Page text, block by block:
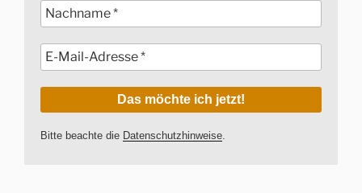
Bitte beachte die Datenschutzhinweise.